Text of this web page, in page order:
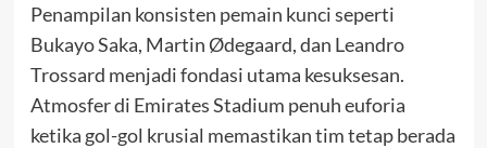
Penampilan konsisten pemain kunci seperti
Bukayo Saka, Martin Ødegaard, dan Leandro
Trossard menjadi fondasi utama kesuksesan.
Atmosfer di Emirates Stadium penuh euforia
ketika gol-gol krusial memastikan tim tetap berada